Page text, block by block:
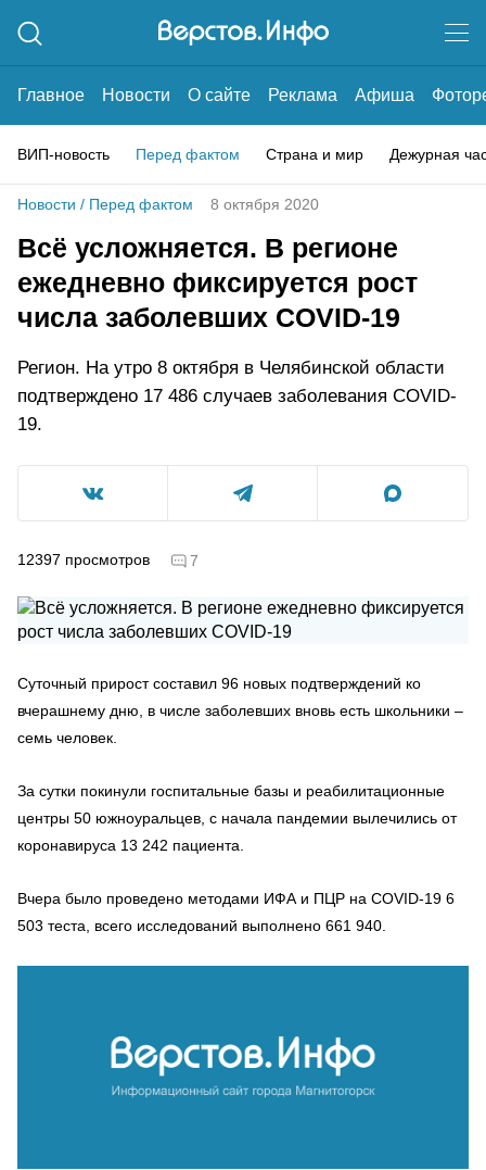
Главное Новости О сайте Реклама Афиша
ВИП-новость Перед фактом Страна и мир Дежурная
Новости / Перед фактом 8 октября 2020
Всё усложняется. В регионе
ежедневно фиксируется рост
числа заболевших COVID-19
Регион. На утро 8 октября в Челябинской области
подтверждено 17 486 случаев заболевания COVID-
19.
12397 просмотров 7
Суточный прирост составил 96 новых подтверждений ко
вчерашнему дню, в числе заболевших вновь есть школьники –
семь человек.
За сутки покинули госпитальные базы и реабилитационные
центры 50 южноуральцев, с начала пандемии вылечились от
коронавируса 13 242 пациента.
Вчера было проведено методами ИФА и ПЦР на COVID-19 6
503 теста, всего исследований выполнено 661 940.